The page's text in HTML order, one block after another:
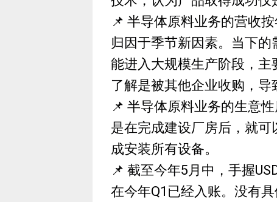
📌 半导体原料业务的营收
归因于季节新因素。当下
能进入大规模生产阶段，
了解是被其他企业收购，导
📌 半导体原料业务的生意
是在完成建设厂房后，就
成安装所有设备。
📌 截至今年5月中，手握
在今年Q1已经入账。没有